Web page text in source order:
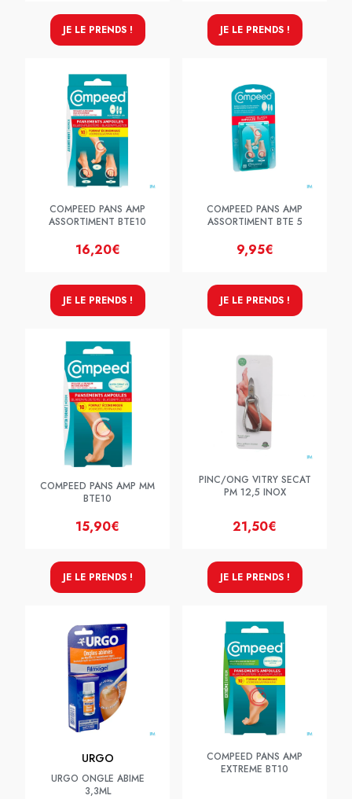
JE LE PRENDS ! JE LE PRENDS !
COMPEED PANS AMP
ASSORTIMENT BTE10
16,20€
JE LE PRENDS !
COMPEED PANS AMP
ASSORTIMENT BTE 5
9,95€
JE LE PRENDS !
COMPEED PANS AMP MM
BTE10
15,90€
JE LE PRENDS !
PINC/ONG VITRY SECAT
PM 12,5 INOX
21,50€
JE LE PRENDS !
URGO
URGO ONGLE ABIME
3,3ML
COMPEED PANS AMP
EXTREME BT10